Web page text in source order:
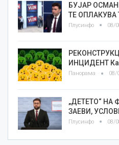
БУЈАР
ТЕ ОПЛАКУВА
Плусинфо 08/
ИНЦИДЕНТ
Панорама 08/
„ДЕТЕТО“ НА
ЗАЕВИ,
Плусинфо 08/